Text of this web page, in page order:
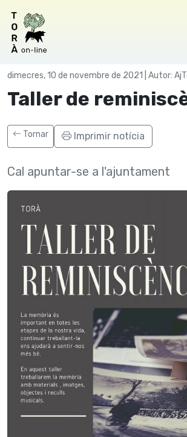
dimecres, 10 de novembre de 2021 | Autor:
Taller de
Tornar Imprimir notícia
Cal apuntar-se a l'ajuntament